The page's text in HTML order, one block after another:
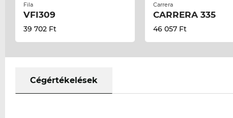
Fila
VFI309
39 702 Ft
Carrera
CARRERA 335
46 057 Ft
Cégértékelések